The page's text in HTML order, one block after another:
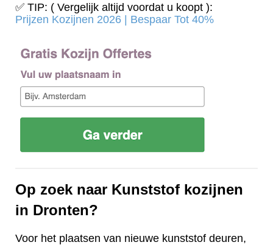
✅ TIP: ( Vergelijk altijd voordat u koopt ):
Prijzen Kozijnen 2026 | Bespaar Tot 40%‎
Op zoek naar Kunststof kozijnen
in Dronten?
Voor het plaatsen van nieuwe kunststof deuren,